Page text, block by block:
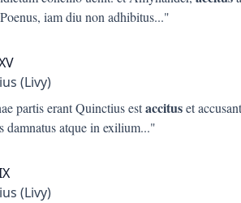
iam diu non adhibitus..."
(Livy)
partis erant Quinctius estaccituset
damnatus atque in exilium..."
(Livy)